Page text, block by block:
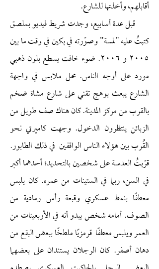
أقابلهم، وأخذتها للشارع.
قبل عدة أسابيع، وجدت شريط فيديو بملصق
كتبتُ عليه "لمسة" وصوّرته في بكين في وقت ما بين
٢٠٠٥ و ٢٠٠٦. ضوء خافت يسطع بلون ذهبي
مورد على أوجه الناس. محل ملابس في واجهة
الشارع يبعث بوهج تقني على شارع مشاة ضخم
بالقرب من مركز المدينة. كان هناك صف طويل من
الزبائن ينتظرون الدخول. وجهت كاميرتي نحو
القُرب بين هؤلاء الناس الواقفين في ذلك الطابور.
قرّبتُ العدسة على شخصين بالتحديد؛ أحدهما أكبر
في السن، ربما في الستينات من عمره. كان يلبس
معطفًا بنمط عسكري وقبعة رأس رمادية من
الصوف. أمامه شخص يبدو أنه في الأربعينات من
العمر ويلبس معطفًا قرمزيًا ملطخًا ببعض البقع من
دهان أصفر. كان الرجلان يستندان على بعضهما